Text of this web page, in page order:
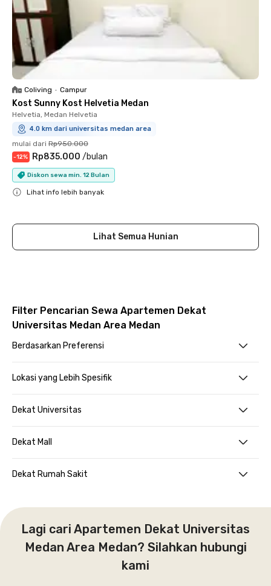
Coliving • Campur
Kost Sunny Kost Helvetia Medan
Helvetia, Medan Helvetia
4.0 km dari universitas medan area
mulai dari Rp950.000
-12% Rp835.000 /bulan
Diskon sewa min. 12 Bulan
Lihat info lebih banyak
Lihat Semua Hunian
Filter Pencarian Sewa Apartemen Dekat
Universitas Medan Area Medan
Berdasarkan Preferensi
Lokasi yang Lebih Spesifik
Dekat Universitas
Dekat Mall
Dekat Rumah Sakit
Lagi cari Apartemen Dekat Universitas
Medan Area Medan? Silahkan hubungi
kami